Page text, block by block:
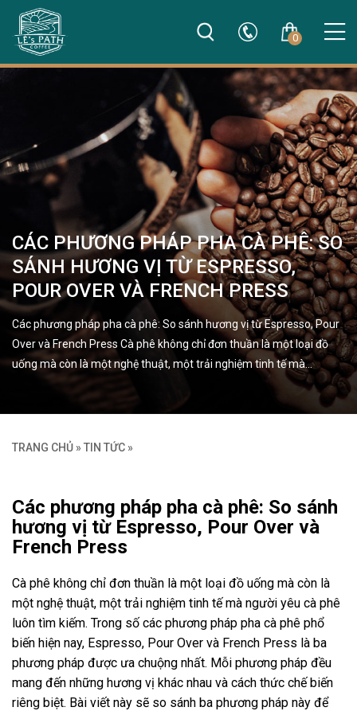
0
CÁC PHƯƠNG PHÁP PHA CÀ PHÊ: SO
SÁNH HƯƠNG VỊ TỪ ESPRESSO,
POUR OVER VÀ FRENCH PRESS
Các phương pháp pha cà phê: So sánh hương vị từ Espresso, Pour
Over và French Press Cà phê không chỉ đơn thuần là một loại đồ
uống mà còn là một nghệ thuật, một trải nghiệm tinh tế mà…
TRANG CHỦ » TIN TỨC »
Các phương pháp pha cà phê: So sánh
hương vị từ Espresso, Pour Over và
French Press
Cà phê không chỉ đơn thuần là một loại đồ uống mà còn là
một nghệ thuật, một trải nghiệm tinh tế mà người yêu cà phê
luôn tìm kiếm. Trong số các phương pháp pha cà phê phổ
biến hiện nay, Espresso, Pour Over và French Press là ba
phương pháp được ưa chuộng nhất. Mỗi phương pháp đều
mang đến những hương vị khác nhau và cách thức chế biến
riêng biệt. Bài viết này sẽ so sánh ba phương pháp này để